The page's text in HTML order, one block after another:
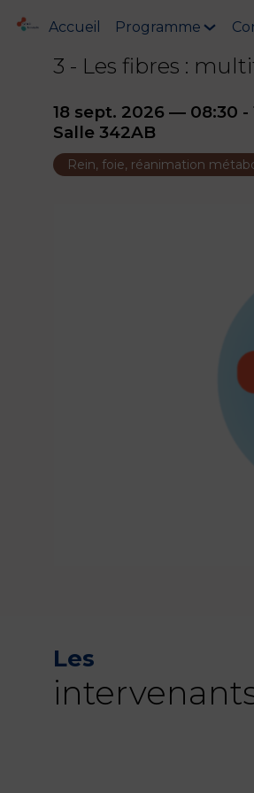
Accueil Programme
3 - Les fibres :
18 sept. 2026 — 08:30 -
Salle 342AB
Rein, foie, réanimation
Les